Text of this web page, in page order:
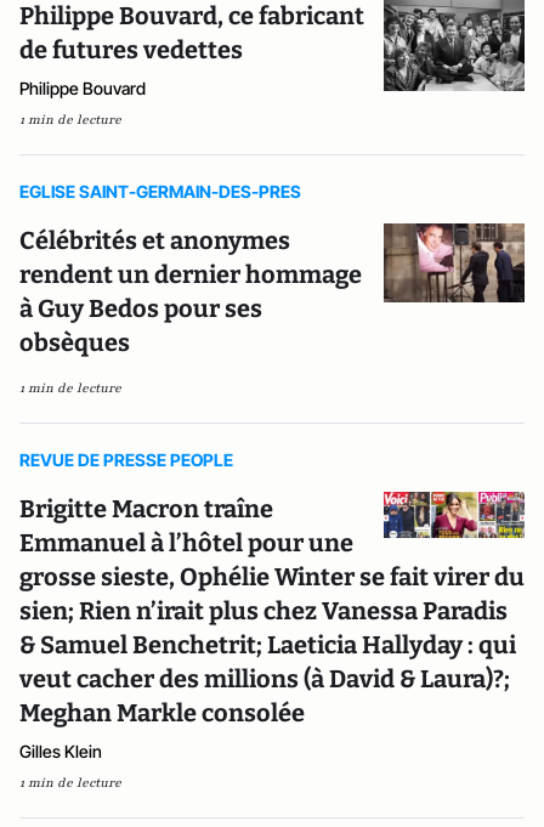
Philippe Bouvard, ce fabricant
de futures vedettes
Philippe Bouvard
1 min de lecture
EGLISE SAINT-GERMAIN-DES-PRES
Célébrités et anonymes
rendent un dernier hommage
à Guy Bedos pour ses
obsèques
1 min de lecture
REVUE DE PRESSE PEOPLE
Brigitte Macron traîne
Emmanuel à l’hôtel pour une
grosse sieste, Ophélie Winter se fait virer du
sien; Rien n’irait plus chez Vanessa Paradis
& Samuel Benchetrit; Laeticia Hallyday : qui
veut cacher des millions (à David & Laura)?;
Meghan Markle consolée
Gilles Klein
1 min de lecture